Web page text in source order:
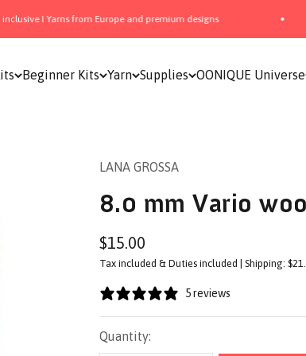
I Yarns from Europe and premium designs
Beginner Kits Yarn Supplies OONIQUE Universe
LANA GROSSA
8.0 mm Vario
Sale price
$15.00
Tax included & Duties included | Shipping:
5 reviews
Quantity: